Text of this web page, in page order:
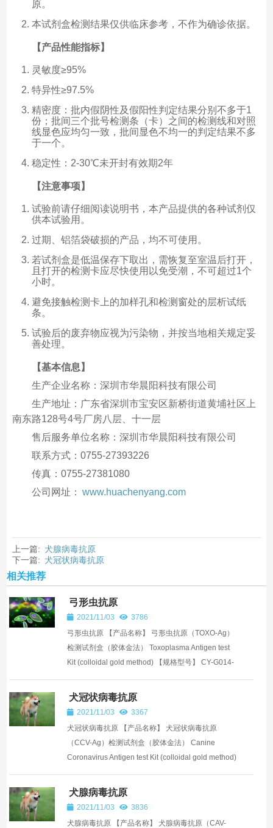
原。
本试剂盒检测结果仅供临床参考，不作为确诊依据。
【产品性能指标】
灵敏度≥95%
特异性≥97.5%
精密度：批内假阴性及假阳性判定结果分别不多于1
份；批间三个批号检测条（卡）之间的检测线和对照
线显色应均匀一致，批间显色不均一的判定结果不多
于一个。
稳定性：2-30℃未开封有效期2年
【注意事项】
试验前请仔细阅读说明书，本产品提供的各种试剂仅
供本试验用。
过期、铝箔袋破损的产品，均不可使用。
若试剂盒是低温保存下取出，需恢复至室温后打开，
且打开的检测卡应尽快使用以免受潮，不可超过1个
小时。
避免接触检测卡上的加样孔和检测窗处的层析试纸
条。
试验后的废弃物应视为污染物，并按当地相关规定妥
善处理。
【基本信息】
生产企业名称：深圳市华晨阳科技有限公司
生产地址：广东省深圳市宝安区新桥街道黄埔社区上
南东路128号4号厂房八层、十一层
售后服务单位名称：深圳市华晨阳科技有限公司
联系方式：0755-27393226
传真：0755-27381080
公司网址： www.huachenyang.com
上一篇: 犬腺病毒抗原
下一篇: 犬冠状病毒抗原
相关推荐
弓形虫抗原
2021/11/03
3786
弓形虫抗原 【产品名称】 弓形虫抗原（TOXO-Ag）
检测试剂盒（胶体金法） Toxoplasma Antigen test
Kit (colloidal gold method) 【规格型号】 CY-G014-
犬冠状病毒抗原
2021/11/03
3367
犬冠状病毒抗原 【产品名称】 犬冠状病毒抗原
（CCV-Ag）检测试剂盒（胶体金法） Canine
Coronavirus Antigen test Kit (colloidal gold method)
10...
犬腺病毒抗原
2021/11/03
3836
犬腺病毒抗原 【产品名称】 犬腺病毒抗原（CAV-